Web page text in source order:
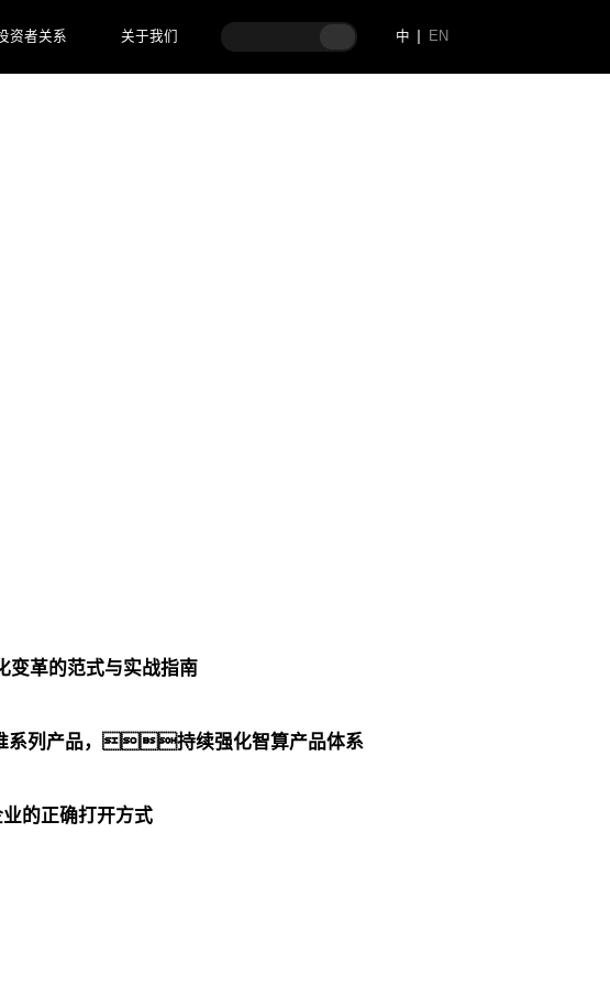
资者关系 关于我们 中 EN
革的范式与实战指南
系列产品，持续强化智算产品体系
正确打开方式